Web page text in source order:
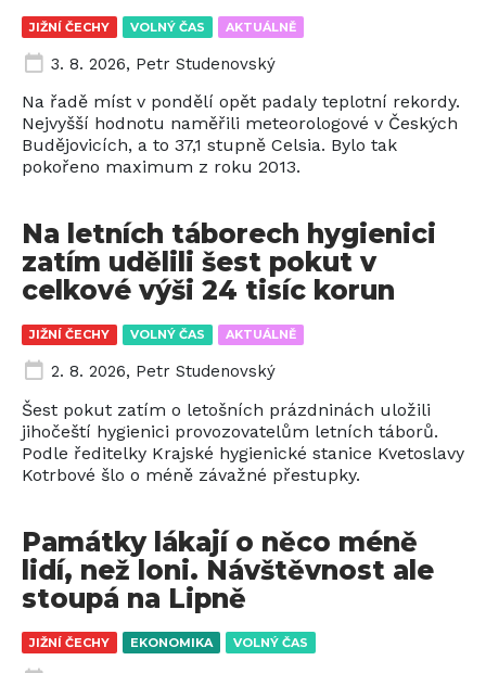
JIŽNÍ ČECHY VOLNÝ ČAS AKTUÁLNĚ
3. 8. 2026, Petr Studenovský
Na řadě míst v pondělí opět padaly teplotní rekordy.
Nejvyšší hodnotu naměřili meteorologové v Českých
Budějovicích, a to 37,1 stupně Celsia. Bylo tak
pokořeno maximum z roku 2013.
JIŽNÍ ČECHY VOLNÝ ČAS AKTUÁLNĚ
Na letních táborech hygienici
zatím udělili šest pokut v
celkové výši 24 tisíc korun
2. 8. 2026, Petr Studenovský
Šest pokut zatím o letošních prázdninách uložili
jihočeští hygienici provozovatelům letních táborů.
Podle ředitelky Krajské hygienické stanice Kvetoslavy
Kotrbové šlo o méně závažné přestupky.
JIŽNÍ ČECHY EKONOMIKA VOLNÝ ČAS
Památky lákají o něco méně
lidí, než loni. Návštěvnost ale
stoupá na Lipně